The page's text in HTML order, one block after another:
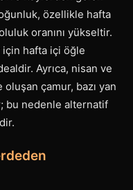
özellikle hafta
oranını yükseltir.
hafta içi öğle
Ayrıca, nisan ve
oluşan çamur, bazı yan
bu nedenle alternatif